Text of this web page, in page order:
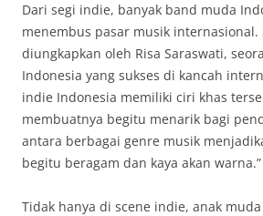
Dari segi indie, banyak band muda
menembus pasar musik internasional.
diungkapkan oleh Risa Saraswati,
Indonesia yang sukses di kancah
indie Indonesia memiliki ciri khas
membuatnya begitu menarik bagi
antara berbagai genre musik
begitu beragam dan kaya akan warna.”
Tidak hanya di scene indie, anak